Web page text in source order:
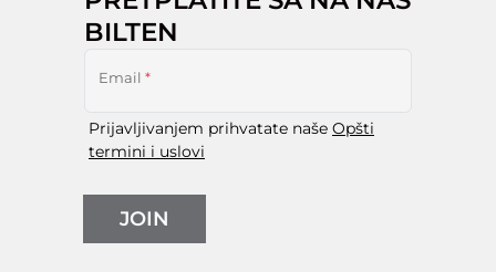
BILTEN
Email *
Prijavljivanjem prihvatate naše Opšti
termini i uslovi
JOIN